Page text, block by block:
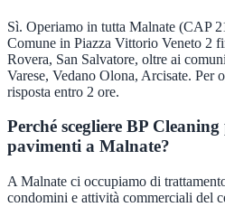
Sì. Operiamo in tutta Malnate (CAP
Comune in Piazza Vittorio Veneto 2
Rovera, San Salvatore, oltre ai
Varese, Vedano Olona, Arcisate. Per
risposta entro 2 ore.
Perché scegliere BP
pavimenti a Malnate?
A Malnate ci occupiamo di
condomini e attività commerciali del